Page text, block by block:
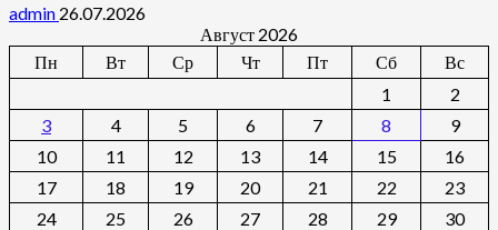
admin 26.07.2026
Август 2026
Пн
Вт Ср Чт Пт Сб
Вс
1
2
3
4 5 6 7 8
9
10
11 12 13 14 15
16
17
18 19 20 21 22
23
24
25 26 27 28 29
30